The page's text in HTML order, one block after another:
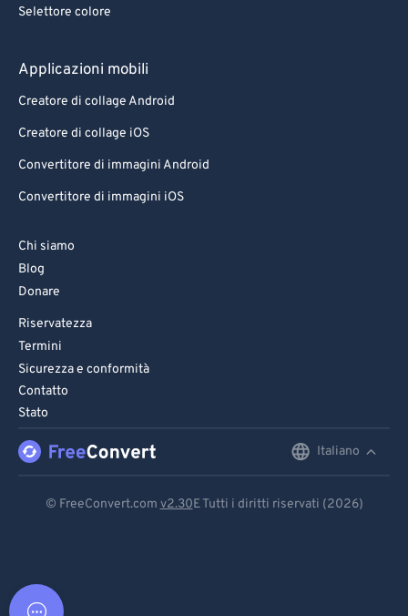
Selettore colore
Applicazioni mobili
Creatore di collage Android
Creatore di collage iOS
Convertitore di immagini Android
Convertitore di immagini iOS
Chi siamo
Blog
Donare
Riservatezza
Termini
Sicurezza e conformità
Contatto
Stato
Italiano
© FreeConvert.com v2.30E Tutti i diritti riservati (2026)